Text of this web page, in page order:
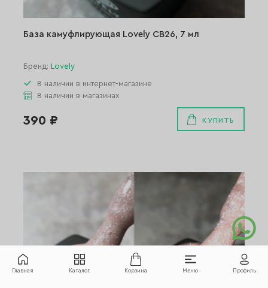
База камуфлирующая Lovely СВ26, 7 мл
Бренд: Lovely
В наличии в интернет-магазине
В наличии в магазинах
390 ₽ КУПИТЬ
Главная Каталог Корзина Меню Профиль